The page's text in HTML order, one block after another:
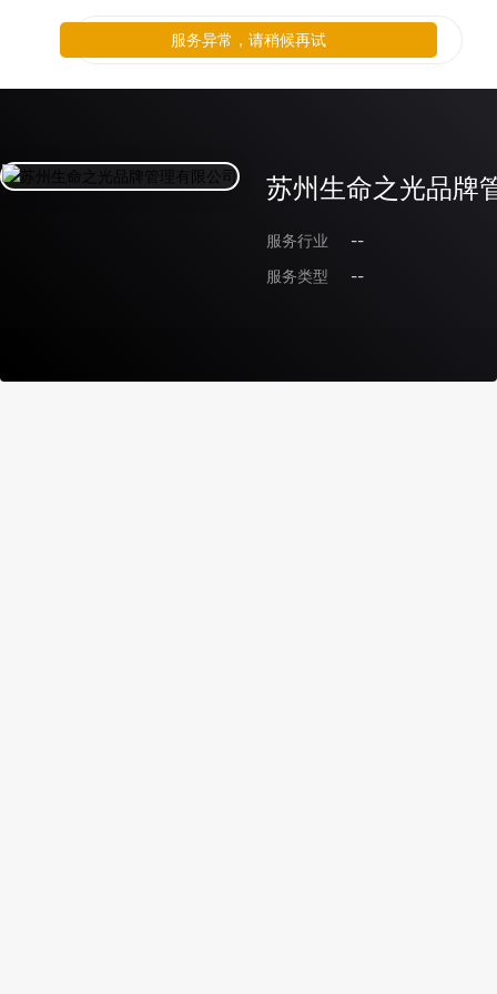
苏州生命之光品牌
服务行业
--
服务类型
--
服务异常，请稍候再试